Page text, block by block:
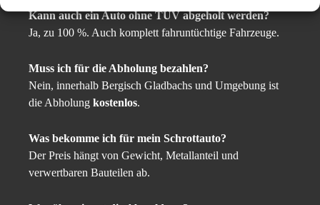
Kann auch ein Auto ohne TÜV abgeholt werden?
Ja, zu 100 %. Auch komplett fahruntüchtige Fahrzeuge.
Muss ich für die Abholung bezahlen?
Nein, innerhalb Bergisch Gladbachs und Umgebung ist
die Abholung kostenlos.
Was bekomme ich für mein Schrottauto?
Der Preis hängt von Gewicht, Metallanteil und
verwertbaren Bauteilen ab.